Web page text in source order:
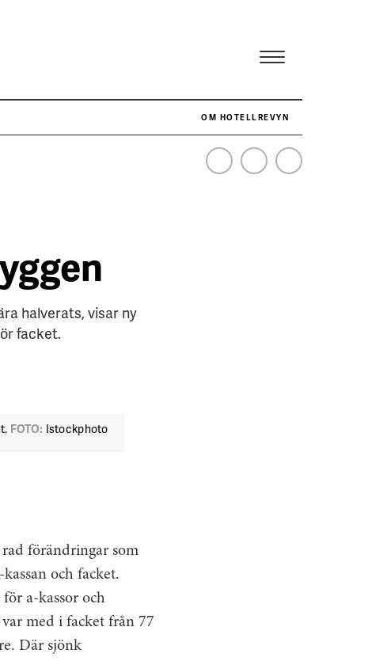
OM HOTELLREVYN
NÄR HOTELLREVYN SLOG SVENSKT REKORD I SIMPELHET
halverats, visar ny
facket.
FOTO: Istockphoto
förändringar som
och facket.
a-kassor och
med i facket från 77
Där sjönk